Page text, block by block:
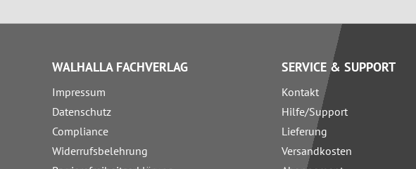
WALHALLA FACHVERLAG
Impressum
Datenschutz
Compliance
Widerrufsbelehrung
SERVICE & SUPPORT
Kontakt
Hilfe/Support
Lieferung
Versandkosten